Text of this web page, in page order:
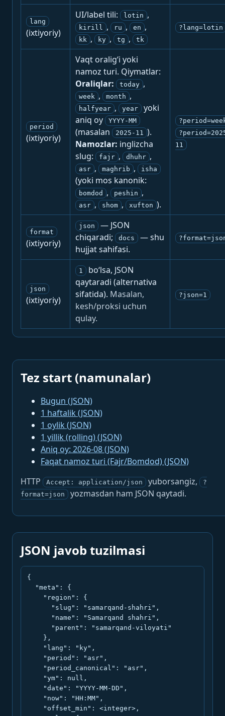
lang
(ixtiyoriy)
UI/label tili: lotin ,
kirill , ru , en ,
kk , ky , tg , tk
?lang=lotin
period
(ixtiyoriy)
Vaqt oralig‘i yoki
namoz turi. Qiymatlar:
Oraliqlar:
today ,
week , month ,
halfyear , year
yoki
aniq oy
YYYY-MM
(masalan 2025-11 ).
Namozlar: inglizcha
slug:
fajr , dhuhr ,
asr , maghrib , isha
(yoki mos kanonik:
bomdod , peshin ,
asr , shom , xufton ).
11
format
(ixtiyoriy)
json
— JSON
chiqaradi;
docs
— shu
hujjat sahifasi.
json
(ixtiyoriy)
1
bo‘lsa, JSON
qaytaradi (alternativa
sifatida). Masalan,
kesh/proksi uchun
qulay.
?json=1
Tez start (namunalar)
Bugun (JSON)
1 haftalik (JSON)
1 oylik (JSON)
1 yillik (rolling) (JSON)
Aniq oy: 2026-08 (JSON)
Faqat namoz turi (Fajr/Bomdod) (JSON)
HTTP
Accept: application/json yuborsangiz,
?
format=json
yozmasdan ham JSON qaytadi.
JSON javob tuzilmasi
{
  "meta": {
    "region": {
      "slug": "samarqand-shahri",
      "name": "Samarqand shahri",
      "parent": "samarqand-viloyati"
    },
    "lang": "ky",
    "period": "asr",
    "period_canonical": "asr",
    "ym": null,
    "date": "YYYY-MM-DD",
    "now": "HH:MM",
    "offset_min": <integer>,